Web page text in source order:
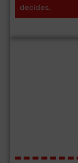
decides.